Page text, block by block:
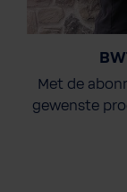
Met de
gewenste